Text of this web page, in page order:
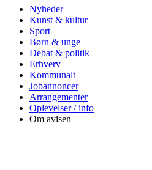
Nyheder
Kunst & kultur
Sport
Børn & unge
Debat & politik
Erhverv
Kommunalt
Jobannoncer
Arrangementer
Oplevelser / info
Om avisen